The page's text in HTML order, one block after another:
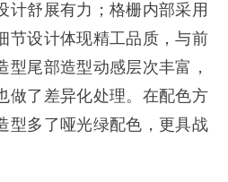
计舒展有力；格栅内部采用
节设计体现精工品质，与前
型尾部造型动感层次丰富，
做了差异化处理。在配色方
型多了哑光绿配色，更具战